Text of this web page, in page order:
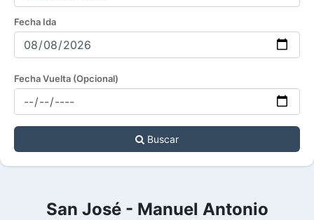
Fecha Ida
Fecha Vuelta (Opcional)
Buscar
San José - Manuel Antonio